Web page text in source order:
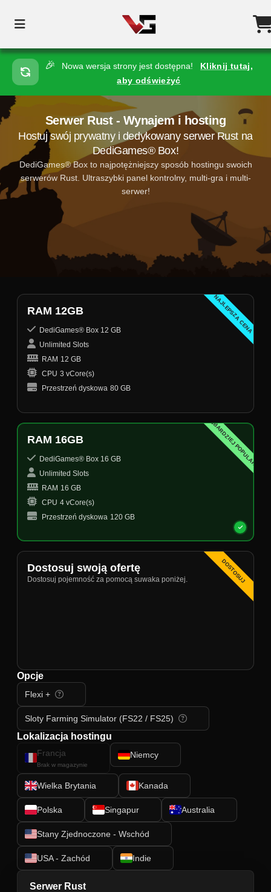
🎉 Nowa wersja strony jest dostępna!
Kliknij tutaj,
aby odświeżyć
Serwer Rust - Wynajem i hosting
Hostuj swój prywatny i dedykowany serwer Rust na
DediGames® Box!
DediGames® Box to najpotężniejszy sposób hostingu swoich
serwerów Rust. Ultraszybki panel kontrolny, multi-gra i multi-
serwer!
NAJLEPSZA CENA
RAM 12GB
DediGames® Box 12 GB
Unlimited Slots
RAM 12 GB
CPU 3 vCore(s)
Przestrzeń dyskowa 80 GB
NAJBARDZIEJ POPULARNY
RAM 16GB
DediGames® Box 16 GB
Unlimited Slots
RAM 16 GB
CPU 4 vCore(s)
Przestrzeń dyskowa 120 GB
DOSTOSUJ
Dostosuj swoją ofertę
Dostosuj pojemność za pomocą suwaka poniżej.
Opcje
Flexi +
Sloty Farming Simulator (FS22 / FS25)
Lokalizacja hostingu
Francja
Brak w magazynie
Niemcy
Wielka Brytania Kanada
Polska Singapur Australia
Stany Zjednoczone - Wschód
USA - Zachód Indie
Serwer Rust